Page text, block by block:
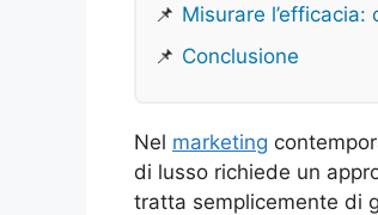
📌 Misurare
📌 Conclusione
Nel marketing
di lusso richiede un
tratta semplicemente di